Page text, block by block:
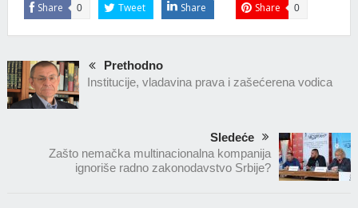
Share 0 Tweet Share Share 0
Prethodno
Institucije, vladavina prava i zašećerena vodica
Sledeće
Zašto nemačka multinacionalna kompanija
ignoriše radno zakonodavstvo Srbije?